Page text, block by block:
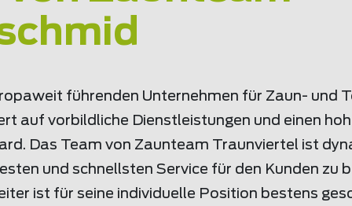
führenden Unternehmen für Zaun- und
auf vorbildliche Dienstleistungen und einen
Das Team von Zaunteam Traunviertel ist
und schnellsten Service für den Kunden zu
ist für seine individuelle Position bestens